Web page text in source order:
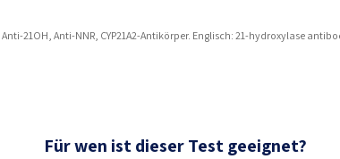
21OH, Anti-NNR, CYP21A2-Antikörper. Englisch: 21-hydroxylase
Für wen ist dieser Test geeignet?